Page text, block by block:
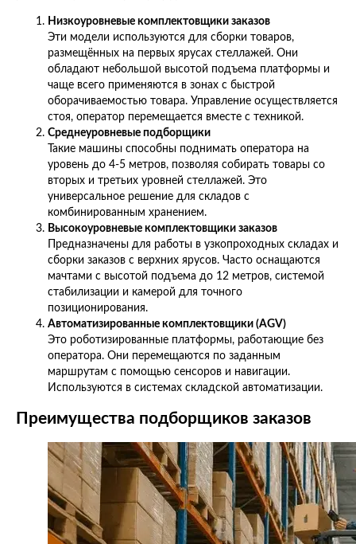
Низкоуровневые комплектовщики заказов
Эти модели используются для сборки товаров,
размещённых на первых ярусах стеллажей. Они
обладают небольшой высотой подъема платформы и
чаще всего применяются в зонах с быстрой
оборачиваемостью товара. Управление осуществляется
стоя, оператор перемещается вместе с техникой.
Среднеуровневые подборщики
Такие машины способны поднимать оператора на
уровень до 4-5 метров, позволяя собирать товары со
вторых и третьих уровней стеллажей. Это
универсальное решение для складов с
комбинированным хранением.
Высокоуровневые комплектовщики заказов
Предназначены для работы в узкопроходных складах и
сборки заказов с верхних ярусов. Часто оснащаются
мачтами с высотой подъема до 12 метров, системой
стабилизации и камерой для точного
позиционирования.
Автоматизированные комплектовщики (AGV)
Это роботизированные платформы, работающие без
оператора. Они перемещаются по заданным
маршрутам с помощью сенсоров и навигации.
Используются в системах складской автоматизации.
Преимущества подборщиков заказов